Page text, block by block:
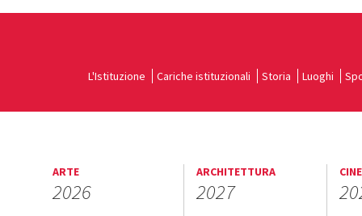
L'Istituzione Cariche istituzionali Storia Luoghi
ARTE
2026
ARCHITETTURA
2027